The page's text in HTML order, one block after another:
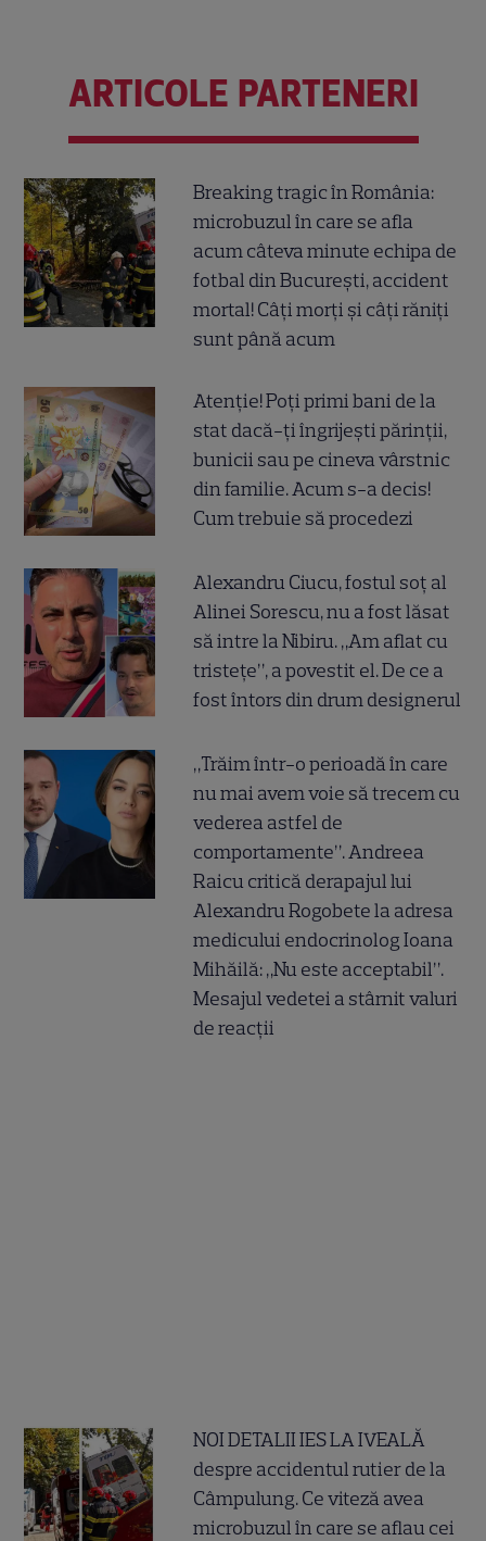
ARTICOLE PARTENERI
Breaking tragic în România:
microbuzul în care se afla
acum câteva minute echipa de
fotbal din București, accident
mortal! Câți morți și câți răniți
sunt până acum
Atenție! Poți primi bani de la
stat dacă-ți îngrijești părinții,
bunicii sau pe cineva vârstnic
din familie. Acum s-a decis!
Cum trebuie să procedezi
Alexandru Ciucu, fostul soț al
Alinei Sorescu, nu a fost lăsat
să intre la Nibiru. „Am aflat cu
tristețe”, a povestit el. De ce a
fost întors din drum designerul
„Trăim într-o perioadă în care
nu mai avem voie să trecem cu
vederea astfel de
comportamente”. Andreea
Raicu critică derapajul lui
Alexandru Rogobete la adresa
medicului endocrinolog Ioana
Mihăilă: „Nu este acceptabil”.
Mesajul vedetei a stârnit valuri
de reacții
NOI DETALII IES LA IVEALĂ
despre accidentul rutier de la
Câmpulung. Ce viteză avea
microbuzul în care se aflau cei